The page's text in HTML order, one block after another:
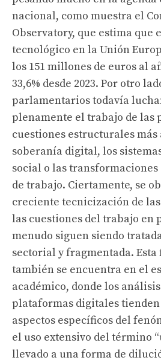
nacional, como muestra el
Observatory, que estima que
tecnológico en la Unión
los 151 millones de euros al
33,6% desde 2023. Por otro
parlamentarios todavía
plenamente el trabajo de las
cuestiones estructurales
soberanía digital, los
social o las
de trabajo. Ciertamente, se
creciente tecnicización de
las cuestiones del trabajo en
menudo siguen siendo
sectorial y fragmentada.
también se encuentra en el
académico, donde los
plataformas digitales
aspectos específicos del
el uso extensivo del término
llevado a una forma de